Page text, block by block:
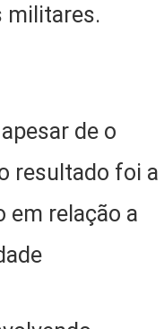
militares.
de o
resultado foi a
em relação a